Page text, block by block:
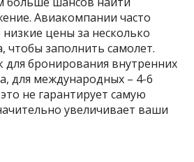
Авиакомпании часто
цены за несколько
чтобы заполнить самолет.
бронирования внутренних
для международных – 4-6
не гарантирует самую
увеличивает ваши